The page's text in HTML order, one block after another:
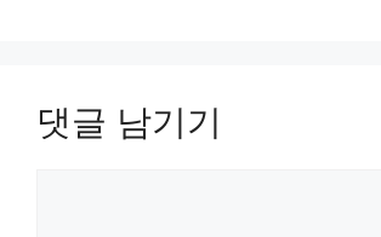
댓글 남기기